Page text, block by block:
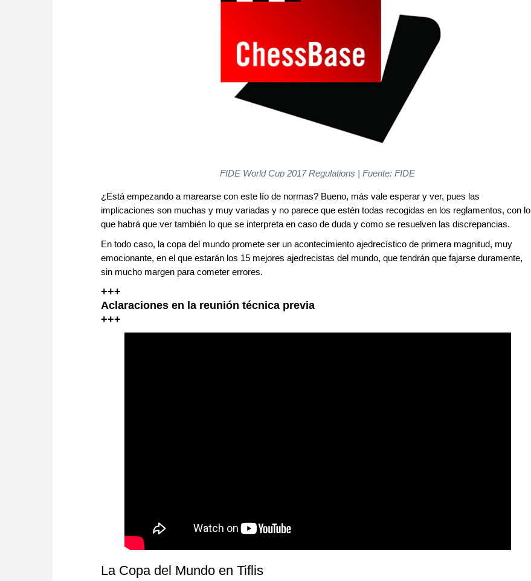
FIDE World Cup 2017 Regulations | Fuente: FIDE
¿Está empezando a marearse con este lío de normas? Bueno, más vale esperar y ver, pues las
implicaciones son muchas y muy variadas y no parece que estén todas recogidas en los reglamentos, con lo
que habrá que ver también lo que se interpreta en caso de duda y como se resuelven las discrepancias.
En todo caso, la copa del mundo promete ser un acontecimiento ajedrecístico de primera magnitud, muy
emocionante, en el que estarán los 15 mejores ajedrecistas del mundo, que tendrán que fajarse duramente,
sin mucho margen para cometer errores.
+++
Aclaraciones en la reunión técnica previa
+++
La Copa del Mundo en Tiflis